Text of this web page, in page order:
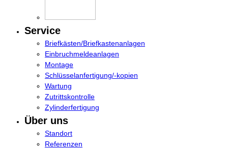
Service
Briefkästen/Briefkastenanlagen
Einbruchmeldeanlagen
Montage
Schlüsselanfertigung/-kopien
Wartung
Zutrittskontrolle
Zylinderfertigung
Über uns
Standort
Referenzen